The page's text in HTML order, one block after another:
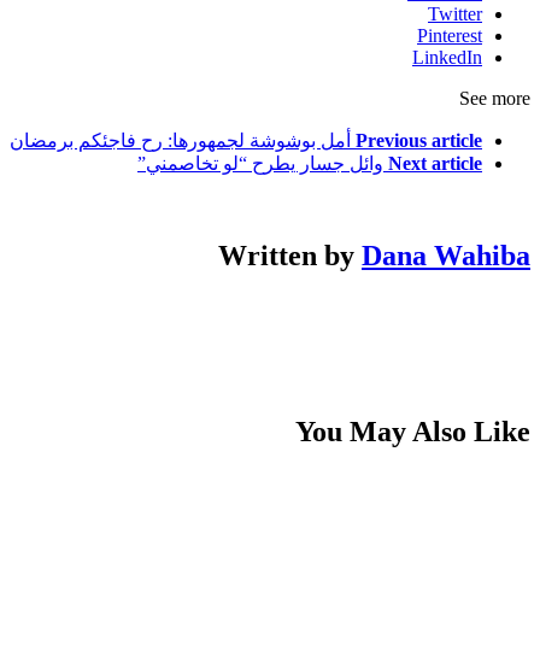
Twitter
Pinterest
LinkedIn
See more
Previous article أمل بوشوشة لجمهورها: رح فاجئكم برمضان
Next article وائل جسار يطرح “لو تخاصمني”
Written by Dana Wahiba
You May Also Like